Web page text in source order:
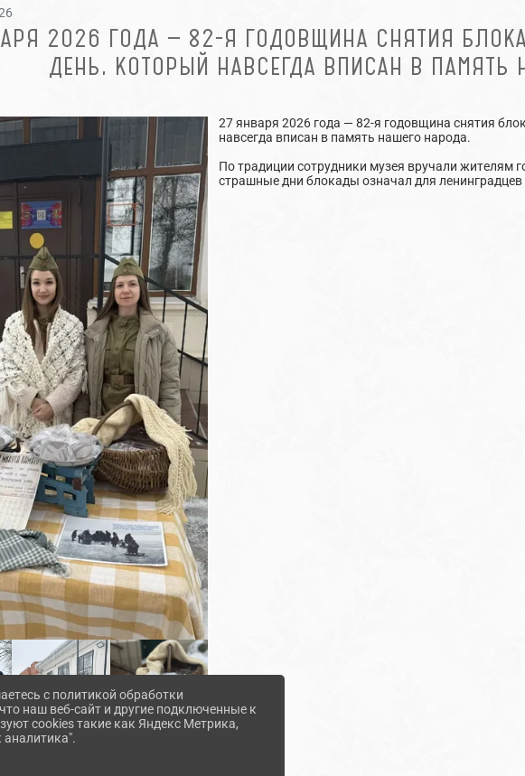
2026 ГОДА — 82-Я ГОДОВЩИНА СНЯТИЯ
ДЕНЬ, КОТОРЫЙ НАВСЕГДА ВПИСАН В ПАМЯТЬ
27 января 2026 года — 82-я годовщина снятия
навсегда вписан в память нашего народа.
По традиции сотрудники музея вручали жителям
страшные дни блокады означал для
с политикой обработки
наш веб-сайт и другие подключенные к
cookies такие как Яндекс Метрика,
аналитика".